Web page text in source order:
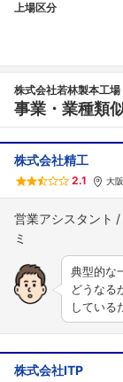
上場区分
株式会社若林製本工場
事業・業種類
株式会社精工
2.1 大
営業アシスタント
典型的な
どうなる
している
株式会社ITP